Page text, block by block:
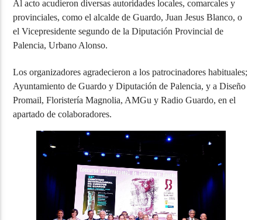
Al acto acudieron diversas autoridades locales, comarcales y
provinciales, como el alcalde de Guardo, Juan Jesus Blanco, o
el Vicepresidente segundo de la Diputación Provincial de
Palencia, Urbano Alonso.
Los organizadores agradecieron a los patrocinadores habituales;
Ayuntamiento de Guardo y Diputación de Palencia, y a Diseño
Promail, Floristería Magnolia, AMGu y Radio Guardo, en el
apartado de colaboradores.